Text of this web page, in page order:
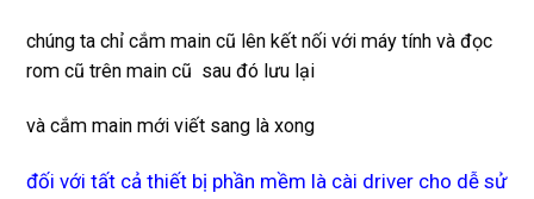
chúng ta chỉ cắm main cũ lên kết nối với máy tính và đọc
rom cũ trên main cũ sau đó lưu lại
và cắm main mới viết sang là xong
đối với tất cả thiết bị phần mềm là cài driver cho dễ sử